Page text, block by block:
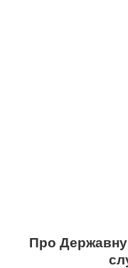
Про Державну